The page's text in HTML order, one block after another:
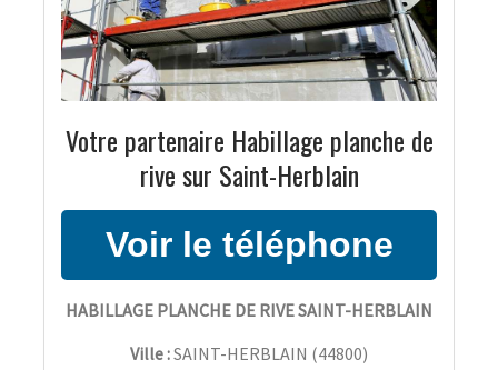
Votre partenaire Habillage planche de
rive sur Saint-Herblain
HABILLAGE PLANCHE DE RIVE SAINT-HERBLAIN
Ville :SAINT-HERBLAIN (44800)